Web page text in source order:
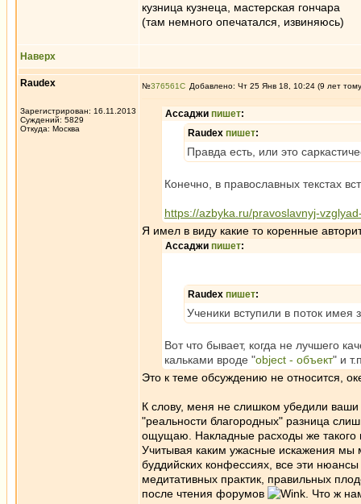
кузница кузнеца, мастерская гончара
(там немного опечатался, извиняюсь)
Наверх
Raudex
Зарегистрирован: 16.11.2013
Суждений: 5829
Откуда: Москва
№376561 Добавлено: Чт 25 Янв 18, 10:24 (9 лет
Ассаджи пишет:
Raudex пишет:
Правда есть, или это
Конечно, в православных текстах
https://azbyka.ru/pravoslavnyj-
Я имел в виду какие то коренные
Ассаджи пишет:
Raudex пишет:
Ученики вступили в поток имея
Вот что бывает, когда не лучшего
кальками вроде "object - объект" и
Это к теме обсуждению не относится,
К слову, меня не слишком убедили
"реальности благородных" разница
ощущаю. Накладные расходы же такого
Учитывая каким ужасные искажения мы
буддийских конфессиях, все эти
медитативных практик, правильных
после чтения форумов
. Что ж